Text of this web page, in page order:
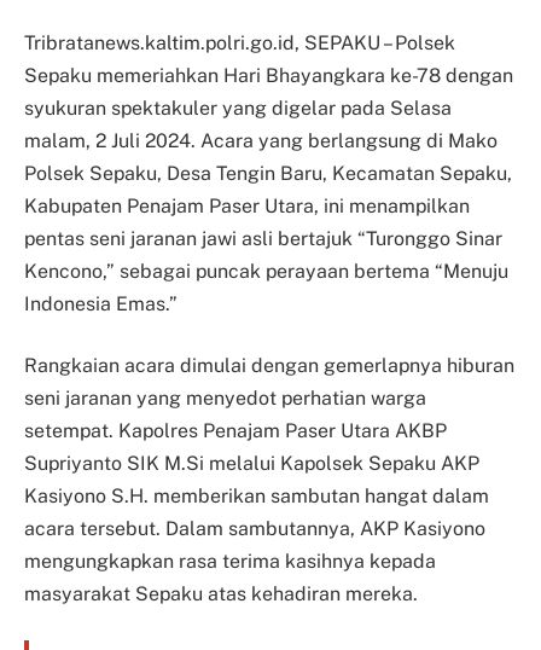
Tribratanews.kaltim.polri.go.id, SEPAKU – Polsek
Sepaku memeriahkan Hari Bhayangkara ke-78 dengan
syukuran spektakuler yang digelar pada Selasa
malam, 2 Juli 2024. Acara yang berlangsung di Mako
Polsek Sepaku, Desa Tengin Baru, Kecamatan Sepaku,
Kabupaten Penajam Paser Utara, ini menampilkan
pentas seni jaranan jawi asli bertajuk “Turonggo Sinar
Kencono,” sebagai puncak perayaan bertema “Menuju
Indonesia Emas.”
Rangkaian acara dimulai dengan gemerlapnya hiburan
seni jaranan yang menyedot perhatian warga
setempat. Kapolres Penajam Paser Utara AKBP
Supriyanto SIK M.Si melalui Kapolsek Sepaku AKP
Kasiyono S.H. memberikan sambutan hangat dalam
acara tersebut. Dalam sambutannya, AKP Kasiyono
mengungkapkan rasa terima kasihnya kepada
masyarakat Sepaku atas kehadiran mereka.